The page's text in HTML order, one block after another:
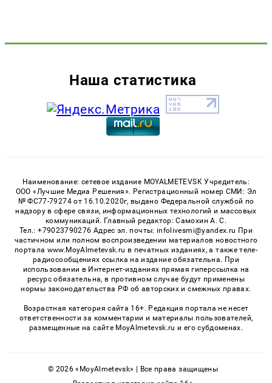
Наша статистика
Наименование: сетевое издание MOYALMETEVSK Учредитель:
ООО «Лучшие Медиа Решения». Регистрационный номер СМИ: Эл
№ ФС77-79274 от 16.10.2020г, выдано Федеральной службой по
надзору в сфере связи, информационных технологий и массовых
коммуникаций. Главный редактор: Самохин А. С.
Тел.: +79023790276 Адрес эл. почты: infolivesmi@yandex.ru При
частичном или полном воспроизведении материалов новостного
портала www.MoyAlmetevsk.ru в печатных изданиях, а также теле-
радиосообщениях ссылка на издание обязательна. При
использовании в Интернет-изданиях прямая гиперссылка на
ресурс обязательна, в противном случае будут применены
нормы законодательства РФ об авторских и смежных правах.
Возрастная категория сайта 16+. Редакция портала не несет
ответственности за комментарии и материалы пользователей,
размещенные на сайте MoyAlmetevsk.ru и его субдоменах.
© 2026 «MoyAlmetevsk» | Все права защищены